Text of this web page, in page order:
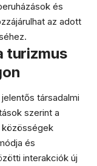
és
az adott
turizmus
társadalmi
szerint a
közösségek
és
interakciók új